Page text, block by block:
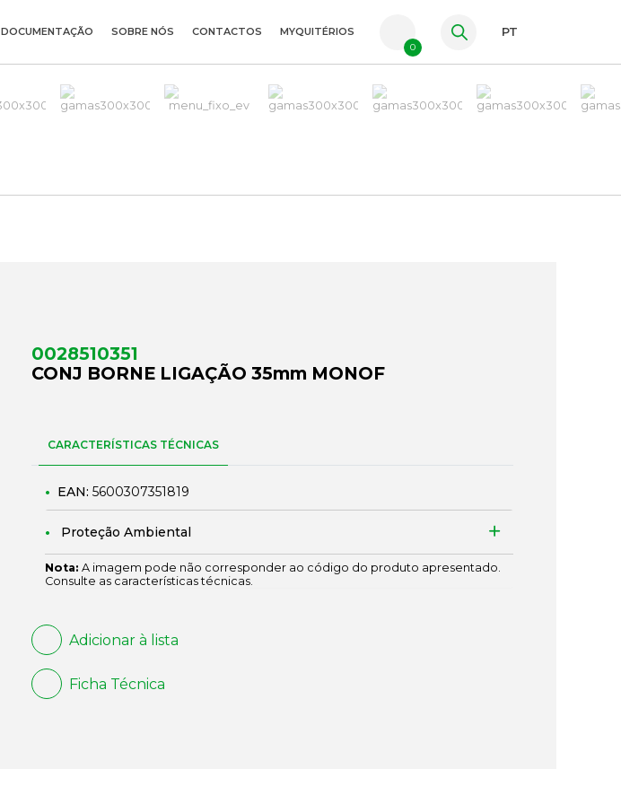
ES
DOCUMENTAÇÃO SOBRE NÓS CONTACTOS MYQUITÉRIOS
0
PT
0028510351
CONJ BORNE LIGAÇÃO 35mm MONOF
CARACTERÍSTICAS TÉCNICAS
EAN: 5600307351819
Proteção Ambiental
Nota: A imagem pode não corresponder ao código do produto apresentado.
Consulte as características técnicas.
Adicionar à lista
Ficha Técnica